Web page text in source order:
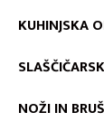
KUHINJSKA
NOŽI IN